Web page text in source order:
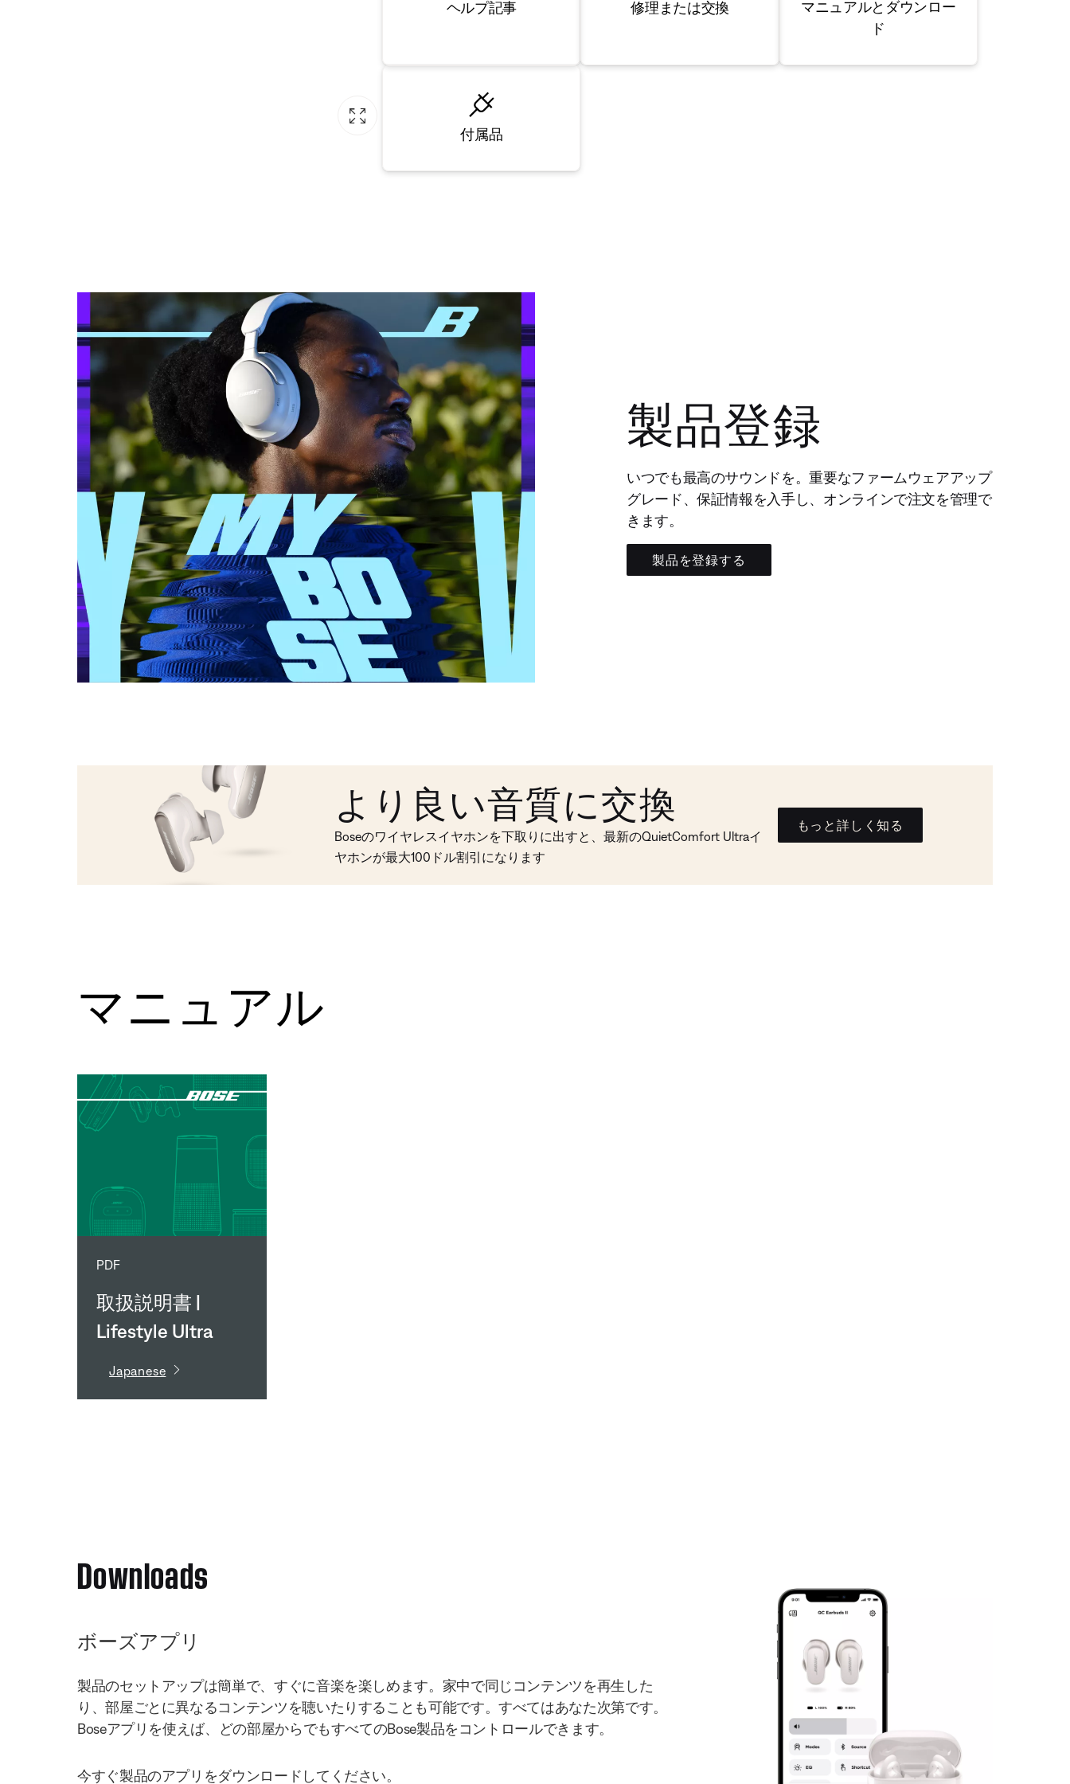
ヘルプ記事 修理または交換
マニュアルとダウンロー
ド
付属品
製品登録
いつでも最高のサウンドを。重要なファームウェアアップ
グレード、保証情報を入手し、オンラインで注文を管理で
きます。
製品を登録する
より良い音質に交換
Boseのワイヤレスイヤホンを下取りに出すと、最新のQuietComfort Ultraイ
ヤホンが最大100ドル割引になります
もっと詳しく知る
マニュアル
PDF
取扱説明書 |
Lifestyle Ultra
Soundbar
Japanese
Downloads
ボーズアプリ
製品のセットアップは簡単で、すぐに音楽を楽しめます。家中で同じコンテンツを再生した
り、部屋ごとに異なるコンテンツを聴いたりすることも可能です。すべてはあなた次第です。
Boseアプリを使えば、どの部屋からでもすべてのBose製品をコントロールできます。
今すぐ製品のアプリをダウンロードしてください。